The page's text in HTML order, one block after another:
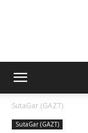
SutaGar (GAZT)
SutaGar (GAZT)